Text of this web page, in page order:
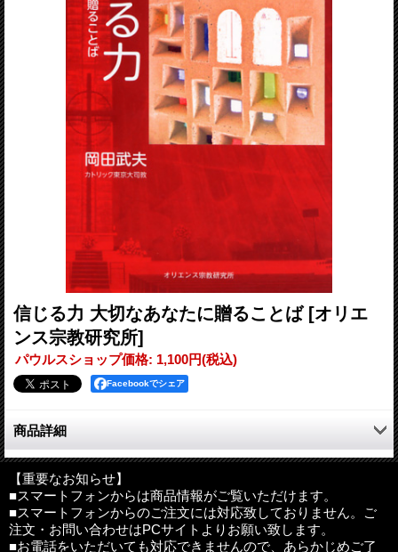
信じる力 大切なあなたに贈ることば [オリエ
ンス宗教研究所]
パウルスショップ価格: 1,100円(税込)
Facebookでシェア
商品詳細
教会は、喜びも悲しみも、皆で分かち合う場。幸福を求める人、
平和を実現しようとする人、そして、苦しみ悩む人、だれもが自
分の場を見出せる共同体を目指して歩み続ける。信仰年を機に、
現代社会に生きる人々の確かな希望がイエス・キリストにあるこ
とを再確認し、信仰を深め、周囲に伝える大切さを、司牧生活40
【重要なお知らせ】
■スマートフォンからは商品情報がご覧いただけます。
■スマートフォンからのご注文には対応致しておりません。ご
注文・お問い合わせはPCサイトよりお願い致します。
■お電話をいただいても対応できませんので、あらかじめご了